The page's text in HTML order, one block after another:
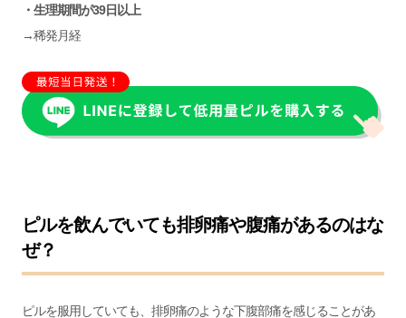
・生理期間が39日以上
→稀発月経
ピルを飲んでいても排卵痛や腹痛があるのはな
ぜ？
ピルを服用していても、排卵痛のような下腹部痛を感じることがあ